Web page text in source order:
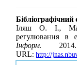
Бібліографічний
Іляш О. І.,
регулювання в
Інформ.
URL: http://